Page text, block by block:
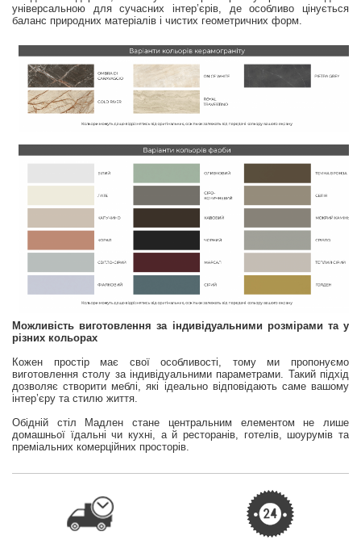
універсальною для сучасних інтер’єрів, де особливо цінується
баланс природних матеріалів і чистих геометричних форм.
Можливість виготовлення за індивідуальними розмірами та у
різних кольорах
Кожен простір має свої особливості, тому ми пропонуємо
виготовлення столу за індивідуальними параметрами. Такий підхід
дозволяє створити меблі, які ідеально відповідають саме вашому
інтер’єру та стилю життя.
Обідній стіл Мадлен стане центральним елементом не лише
домашньої їдальні чи кухні, а й ресторанів, готелів, шоурумів та
преміальних комерційних просторів.